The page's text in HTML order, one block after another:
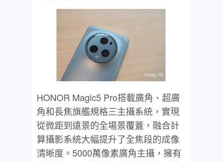
HONOR Magic5 Pro搭載廣角、超廣
角和長焦旗艦規格三主攝系統，實現
從微距到遠景的全場景覆蓋，融合計
算攝影系統大幅提升了全焦段的成像
清晰度。5000萬像素廣角主攝，擁有